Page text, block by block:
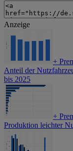
Anzeige
+
Anteil der
bis 2025
+
Produktion leichter